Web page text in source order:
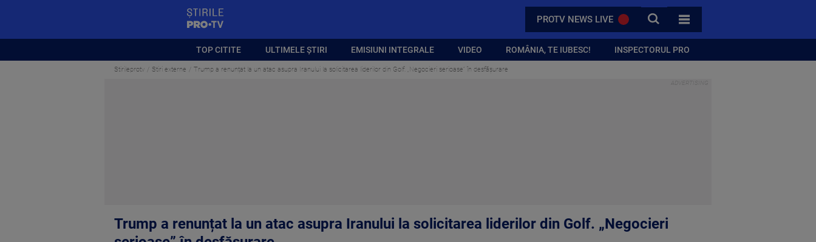
PROTV NEWS LIVE CAUTA
TOATE CATEGORIILE
TOP CITITE ULTIMELE ȘTIRI EMISIUNI INTEGRALE VIDEO ROMÂNIA, TE IUBESC! INSPECTORUL PRO
Stirileprotv Stiri externe Trump a renunțat la un atac asupra Iranului la solicitarea liderilor din Golf. „Negocieri serioase” în desfășurare
Trump a renunțat la un atac asupra Iranului la solicitarea liderilor din Golf. „Negocieri